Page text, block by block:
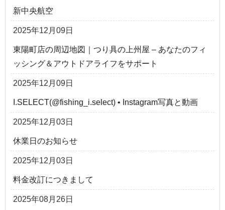
新中央航空
2025年12月09日
東陽町店の周辺地図｜つり具の上州屋 – あなたのフィ
ッシング＆アウトドアライフをサポート
2025年12月09日
I.SELECT(@fishing_i.select) • Instagram写真と動画
2025年12月03日
休業日のお知らせ
2025年12月03日
料金改訂につきまして
2025年08月26日